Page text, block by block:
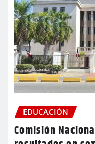
EDUCACIÓN
Comisión